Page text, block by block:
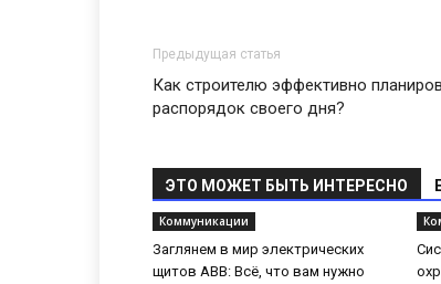
Предыдущая статья
Как строителю эффективно
распорядок своего дня?
ЭТО МОЖЕТ БЫТЬ ИНТЕРЕСНО
Коммуникации
Заглянем в мир электрических
щитов ABB: Всё, что вам нужно